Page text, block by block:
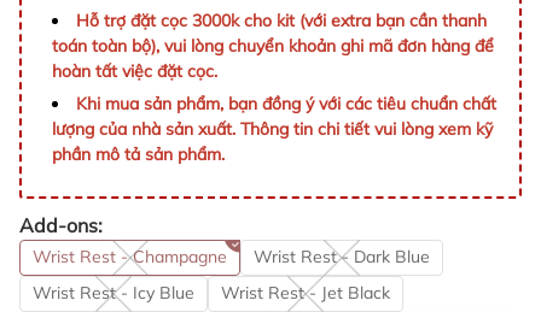
Hỗ trợ đặt cọc 3000k cho kit (với extra bạn cần thanh
toán toàn bộ), vui lòng chuyển khoản ghi mã đơn hàng để
hoàn tất việc đặt cọc.
Khi mua sản phẩm, bạn đồng ý với các tiêu chuẩn chất
lượng của nhà sản xuất. Thông tin chi tiết vui lòng xem kỹ
phần mô tả sản phẩm.
Add-ons:
Wrist Rest - Champagne
Wrist Rest - Dark Blue
Wrist Rest - Icy Blue
Wrist Rest - Jet Black